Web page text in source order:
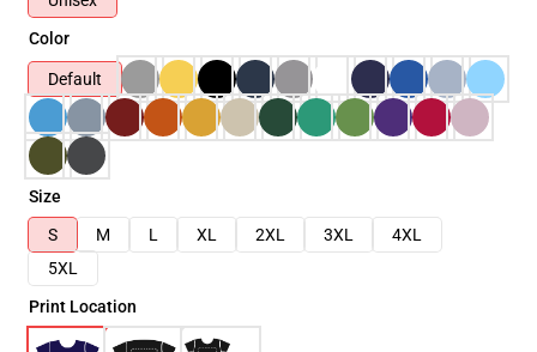
Color
Default
Size
S
M L XL 2XL 3XL
4XL
5XL
Print Location